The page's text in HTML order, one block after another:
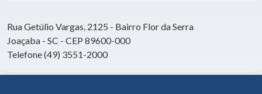
Rua Getúlio Vargas, 2125 - Bairro Flor da Serra
Joaçaba - SC - CEP 89600-000
Telefone (49) 3551-2000